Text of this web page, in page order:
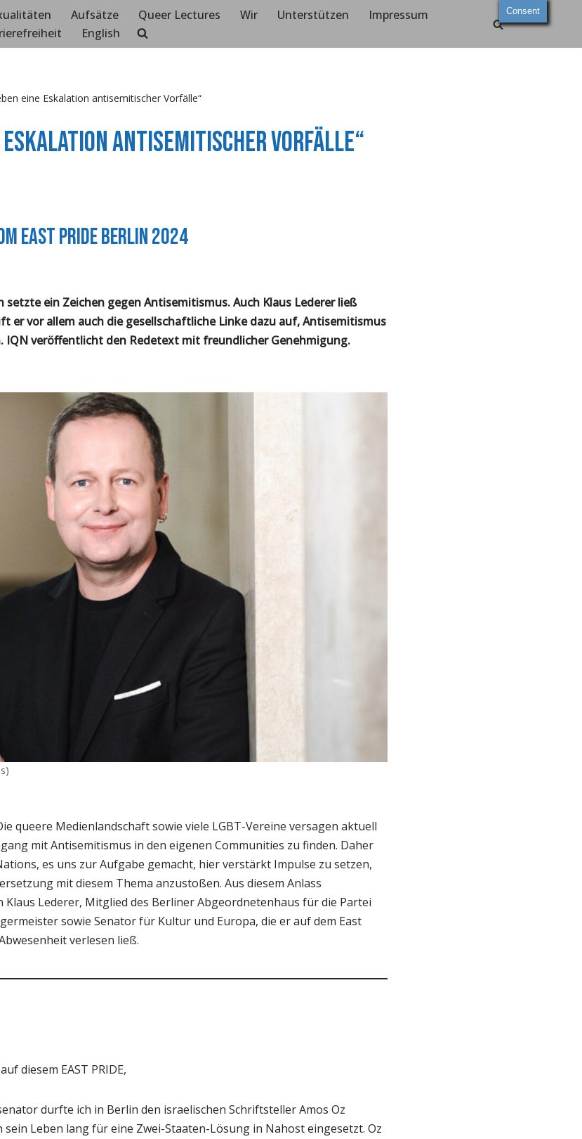
Aufsätze Queer Lectures Wir Unterstützen
Impressum
English
eine Eskalation antisemitischer Vorfälle“
Eskalation antisemitischer Vorfälle“
East Pride Berlin 2024
setzte ein Zeichen gegen Antisemitismus. Auch Klaus Lederer ließ
er vor allem auch die gesellschaftliche Linke dazu auf, Antisemitismus
veröffentlicht den Redetext mit freundlicher Genehmigung.
queere Medienlandschaft sowie viele LGBT-Vereine versagen aktuell
mit Antisemitismus in den eigenen Communities zu finden. Daher
es uns zur Aufgabe gemacht, hier verstärkt Impulse zu setzen,
mit diesem Thema anzustoßen. Aus diesem Anlass
Klaus Lederer, Mitglied des Berliner Abgeordnetenhaus für die Partei
sowie Senator für Kultur und Europa, die er auf dem East
verlesen ließ.
diesem EAST PRIDE,
durfte ich in Berlin den israelischen Schriftsteller Amos Oz
sein Leben lang für eine Zwei-Staaten-Lösung in Nahost eingesetzt. Oz
Consent